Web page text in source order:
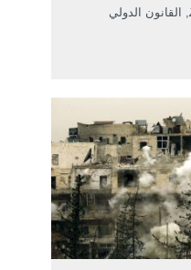
, القانون الدولي